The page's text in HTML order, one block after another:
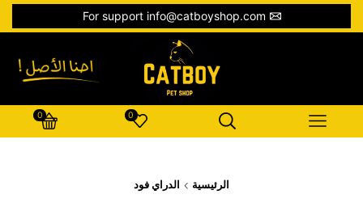
For support info@catboyshop.com
0
0
الرئيسية الدراي فود